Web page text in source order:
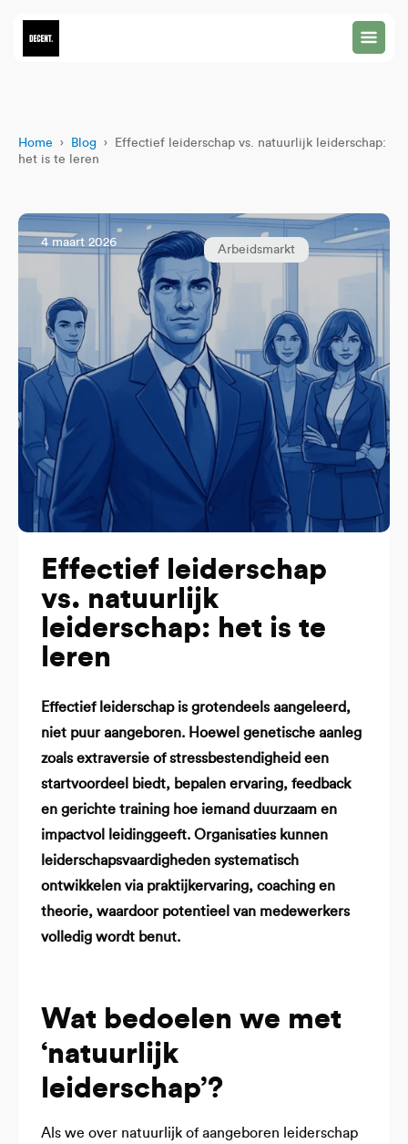
Home › Blog › Effectief leiderschap vs. natuurlijk leiderschap:
het is te leren
4 maart 2026
Arbeidsmarkt
Effectief leiderschap
vs. natuurlijk
leiderschap: het is te
leren
Effectief leiderschap is grotendeels aangeleerd,
niet puur aangeboren. Hoewel genetische aanleg
zoals extraversie of stressbestendigheid een
startvoordeel biedt, bepalen ervaring, feedback
en gerichte training hoe iemand duurzaam en
impactvol leidinggeeft. Organisaties kunnen
leiderschapsvaardigheden systematisch
ontwikkelen via praktijkervaring, coaching en
theorie, waardoor potentieel van medewerkers
volledig wordt benut.
Wat bedoelen we met
‘natuurlijk
leiderschap’?
Als we over natuurlijk of aangeboren leiderschap